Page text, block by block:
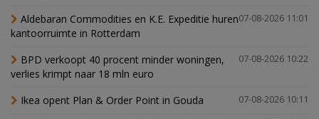
07-08-2026 11:01
Aldebaran Commodities en K.E. Expeditie huren
kantoorruimte in Rotterdam
07-08-2026 10:22
BPD verkoopt 40 procent minder woningen,
verlies krimpt naar 18 mln euro
07-08-2026 10:11
Ikea opent Plan & Order Point in Gouda